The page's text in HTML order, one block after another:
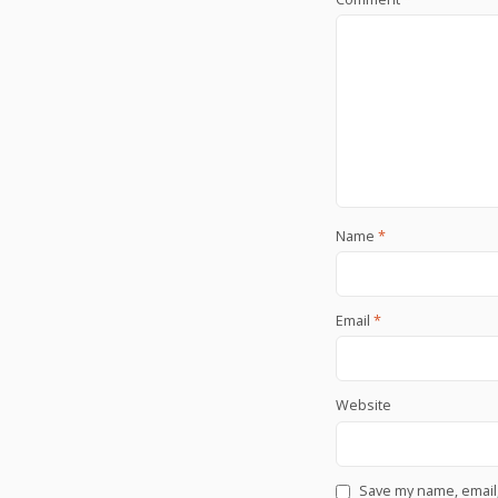
Name *
Email *
Website
Save my name,